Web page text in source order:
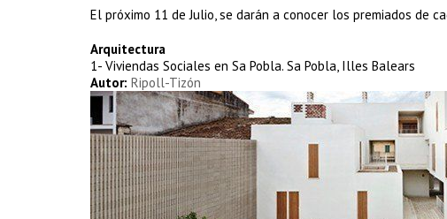
El próximo 11 de Julio, se darán a conocer los premiados de
Arquitectura
1- Viviendas Sociales en Sa Pobla. Sa Pobla, Illes Balears
Autor: Ripoll-Tizón